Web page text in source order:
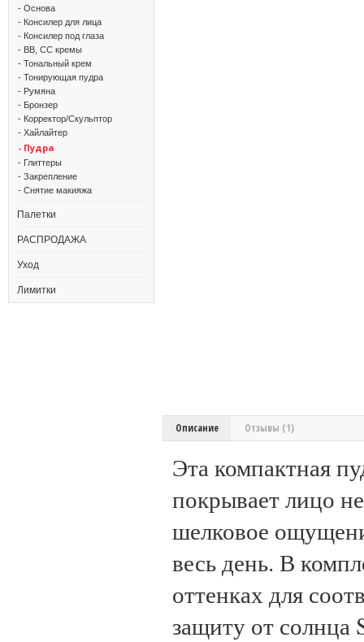
- Основа
- Консилер для лица
- Консилер под глаза
- BB, CC кремы
- Тональный крем
- Тонирующая пудра
- Румяна
- Бронзер
- Корректор/Скульптор
- Хайлайтер
- Пудра
- Глиттеры
- Закрепление
- Снятие макияжа
Палетки
РАСПРОДАЖА
Уход
Лимитки
Описание Отзывы (1)
Эта компактная
покрывает лицо
шелковое
весь день. В
оттенках для
защиту от солнца